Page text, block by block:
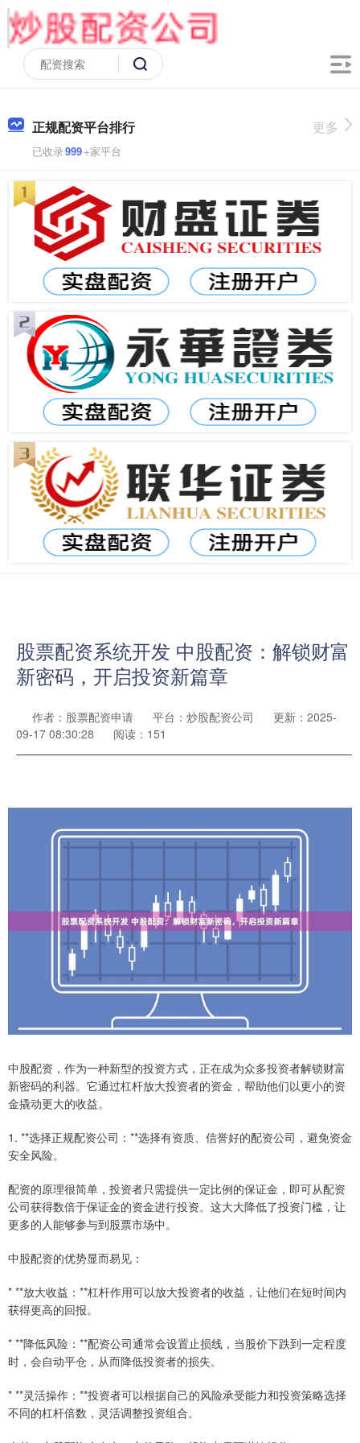
正规配资平台排行
已收录999+家平台
更多
股票配资系统开发 中股配资：解锁财富
新密码，开启投资新篇章
作者：股票配资申请 平台：炒股配资公司
更新：2025-
09-17 08:30:28
阅读：151
中股配资，作为一种新型的投资方式，正在成为众多投资者解锁财富
新密码的利器。它通过杠杆放大投资者的资金，帮助他们以更小的资
金撬动更大的收益。
1. **选择正规配资公司：**选择有资质、信誉好的配资公司，避免资金
安全风险。
配资的原理很简单，投资者只需提供一定比例的保证金，即可从配资
公司获得数倍于保证金的资金进行投资。这大大降低了投资门槛，让
更多的人能够参与到股票市场中。
中股配资的优势显而易见：
* **放大收益：**杠杆作用可以放大投资者的收益，让他们在短时间内
获得更高的回报。
* **降低风险：**配资公司通常会设置止损线，当股价下跌到一定程度
时，会自动平仓，从而降低投资者的损失。
* **灵活操作：**投资者可以根据自己的风险承受能力和投资策略选择
不同的杠杆倍数，灵活调整投资组合。